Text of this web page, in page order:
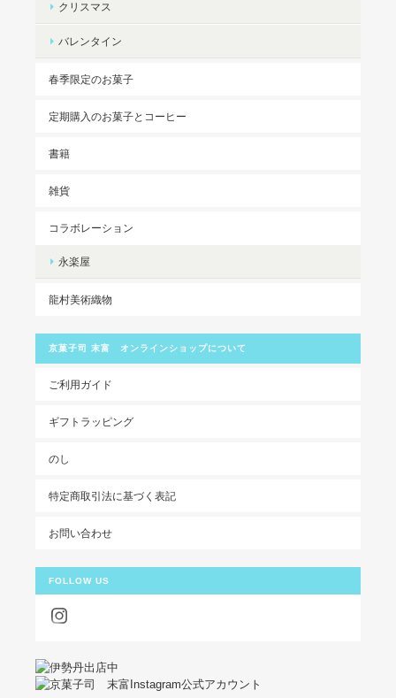
クリスマス
バレンタイン
春季限定のお菓子
定期購入のお菓子とコーヒー
書籍
雑貨
コラボレーション
永楽屋
龍村美術織物
京菓子司 末富 オンラインショップについて
ご利用ガイド
ギフトラッピング
のし
特定商取引法に基づく表記
お問い合わせ
FOLLOW US